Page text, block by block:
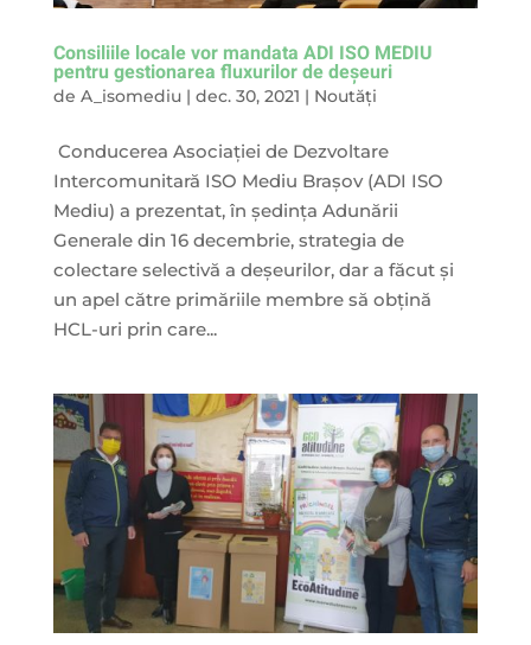
Consiliile locale vor mandata ADI ISO MEDIU
pentru gestionarea fluxurilor de deşeuri
de A_isomediu| dec. 30, 2021 | Noutăți
Conducerea Asociaţiei de Dezvoltare
Intercomunitară ISO Mediu Braşov (ADI ISO
Mediu) a prezentat, în şedinţa Adunării
Generale din 16 decembrie, strategia de
colectare selectivă a deşeurilor, dar a făcut şi
un apel către primăriile membre să obţină
HCL-uri prin care...